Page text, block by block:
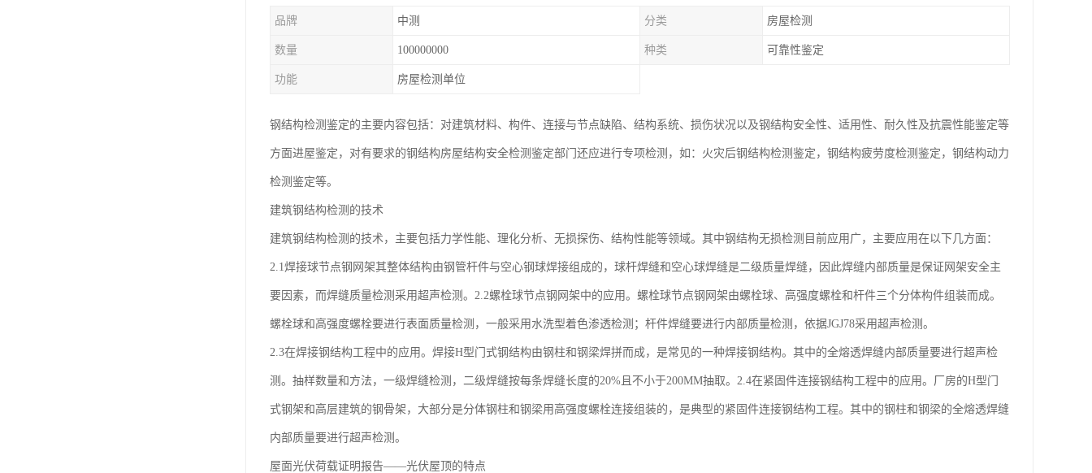
品牌 中测 分类 房屋检测
数量 100000000 种类 可靠性鉴定
功能 房屋检测单位
钢结构检测鉴定的主要内容包括：对建筑材料、构件、连接与节点缺陷、结构系统、损伤状况以及钢结构安全性、适用性、耐久性及抗震性能鉴定等
方面进屋鉴定，对有要求的钢结构房屋结构安全检测鉴定部门还应进行专项检测，如：火灾后钢结构检测鉴定，钢结构疲劳度检测鉴定，钢结构动力
检测鉴定等。
建筑钢结构检测的技术
建筑钢结构检测的技术，主要包括力学性能、理化分析、无损探伤、结构性能等领域。其中钢结构无损检测目前应用广，主要应用在以下几方面：
2.1焊接球节点钢网架其整体结构由钢管杆件与空心钢球焊接组成的，球杆焊缝和空心球焊缝是二级质量焊缝，因此焊缝内部质量是保证网架安全主
要因素，而焊缝质量检测采用超声检测。2.2螺栓球节点钢网架中的应用。螺栓球节点钢网架由螺栓球、高强度螺栓和杆件三个分体构件组装而成。
螺栓球和高强度螺栓要进行表面质量检测，一般采用水洗型着色渗透检测；杆件焊缝要进行内部质量检测，依据JGJ78采用超声检测。
2.3在焊接钢结构工程中的应用。焊接H型门式钢结构由钢柱和钢梁焊拼而成，是常见的一种焊接钢结构。其中的全熔透焊缝内部质量要进行超声检
测。抽样数量和方法，一级焊缝检测，二级焊缝按每条焊缝长度的20%且不小于200MM抽取。2.4在紧固件连接钢结构工程中的应用。厂房的H型门
式钢架和高层建筑的钢骨架，大部分是分体钢柱和钢梁用高强度螺栓连接组装的，是典型的紧固件连接钢结构工程。其中的钢柱和钢梁的全熔透焊缝
内部质量要进行超声检测。
屋面光伏荷载证明报告——光伏屋顶的特点